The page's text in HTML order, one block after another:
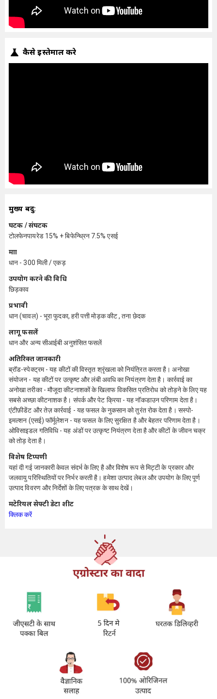
कैसे इस्तेमाल करे
मुख्य बिंदु:
घटक / संघटक
टोलफेनपायरेड 15% + बिफेन्थ्रिन 7.5% एसई
मात्रा
धान - 300 मिली / एकड़
उपयोग करने की विधि
छिड़काव
प्रभावी
धान (चावल) - भूरा फुदका, हरी पत्ती मोड़क कीट , तना छेदक
लागू फसलें
धान और अन्य सीआईबी अनुशंसित फसलें
अतिरिक्त जानकारी
ब्रॉड-स्पेक्ट्रम - यह कीटों की विस्तृत श्रृंखला को नियंत्रित करता है। अनोखा
संयोजन - यह कीटों पर उत्कृष्ट और लंबी अवधि का नियंत्रण देता है। कार्रवाई का
अनोखा तरीका - मौजूदा कीटनाशकों के खिलाफ विकसित प्रतिरोध को तोड़ने के लिए यह
सबसे अच्छा कीटनाशक है। संपर्क और पेट क्रिया - यह नॉकडाउन परिणाम देता है।
एंटीफ़ीडेंट और तेज़ कार्रवाई - यह फसल के नुकसान को तुरंत रोक देता है। सस्पो-
इमल्शन (एसई) फॉर्मूलेशन - यह फसल के लिए सुरक्षित है और बेहतर परिणाम देता है।
ओविसाइडल गतिविधि - यह अंडों पर उत्कृष्ट नियंत्रण देता है और कीटों के जीवन चक्र
को तोड़ देता है।
विशेष टिप्पणी
यहां दी गई जानकारी केवल संदर्भ के लिए है और विशेष रूप से मिट्टी के प्रकार और
जलवायु परिस्थितियों पर निर्भर करती है। हमेशा उत्पाद लेबल और उपयोग के लिए पूर्ण
उत्पाद विवरण और निर्देशों के लिए पत्रक के साथ देखें।
मटेरियल सेफ्टी डेटा शीट
क्लिक करें